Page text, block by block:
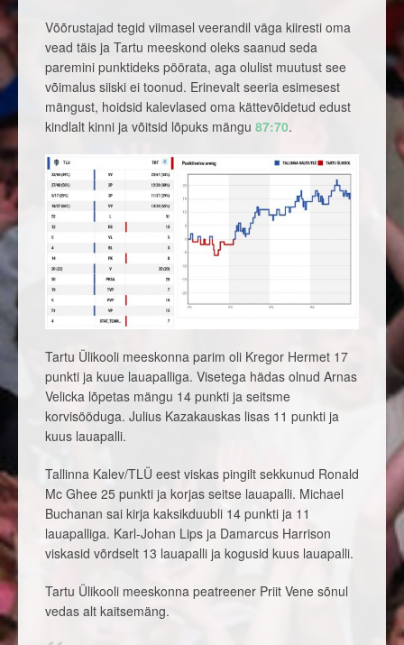
Võõrustajad tegid viimasel veerandil väga kiiresti oma
vead täis ja Tartu meeskond oleks saanud seda
paremini punktideks pöörata, aga olulist muutust see
võimalus siiski ei toonud. Erinevalt seeria esimesest
mängust, hoidsid kalevlased oma kättevõidetud edust
kindlalt kinni ja võitsid lõpuks mängu 87:70.
Tartu Ülikooli meeskonna parim oli Kregor Hermet 17
punkti ja kuue lauapalliga. Visetega hädas olnud Arnas
Velicka lõpetas mängu 14 punkti ja seitsme
korvisööduga. Julius Kazakauskas lisas 11 punkti ja
kuus lauapalli.
Tallinna Kalev/TLÜ eest viskas pingilt sekkunud Ronald
Mc Ghee 25 punkti ja korjas seitse lauapalli. Michael
Buchanan sai kirja kaksikduubli 14 punkti ja 11
lauapalliga. Karl-Johan Lips ja Damarcus Harrison
viskasid võrdselt 13 lauapalli ja kogusid kuus lauapalli.
Tartu Ülikooli meeskonna peatreener Priit Vene sõnul
vedas alt kaitsemäng.